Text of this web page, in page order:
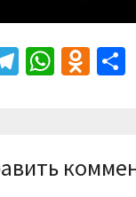
Telegram